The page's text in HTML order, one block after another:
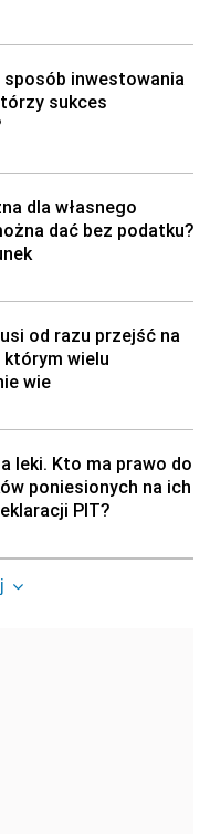
sposób inwestowania
sukces
dla własnego
dać bez podatku?
od razu przejść na
którym wielu
wie
leki. Kto ma prawo do
poniesionych na ich
PIT?